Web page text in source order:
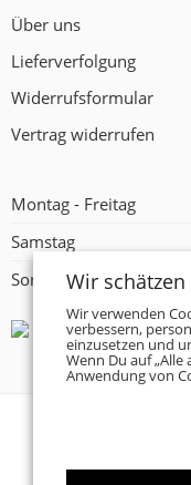
Über uns
Lieferverfolgung
Widerrufsformular
Vertrag widerrufen
Montag - Freitag
Samstag
SonntagWir
Wir verwenden
verbessern,
einzusetzen und
Wenn Du auf
Anwendung von